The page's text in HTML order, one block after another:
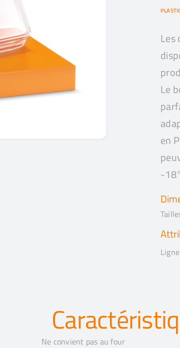
Les
Le
en
-
Ne convient pas au four